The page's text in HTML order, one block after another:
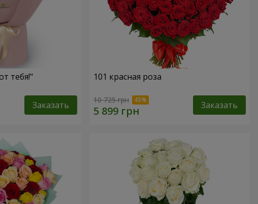
тебя!"
Заказать
101 красная роза
10 725 грн Заказать